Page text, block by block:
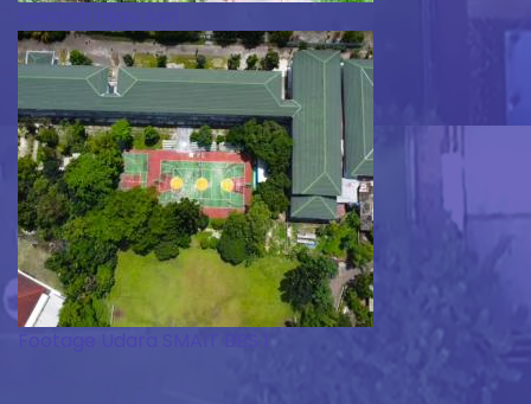
Sekolah Hijau Asri
Footage Udara SMAIT BBS 1